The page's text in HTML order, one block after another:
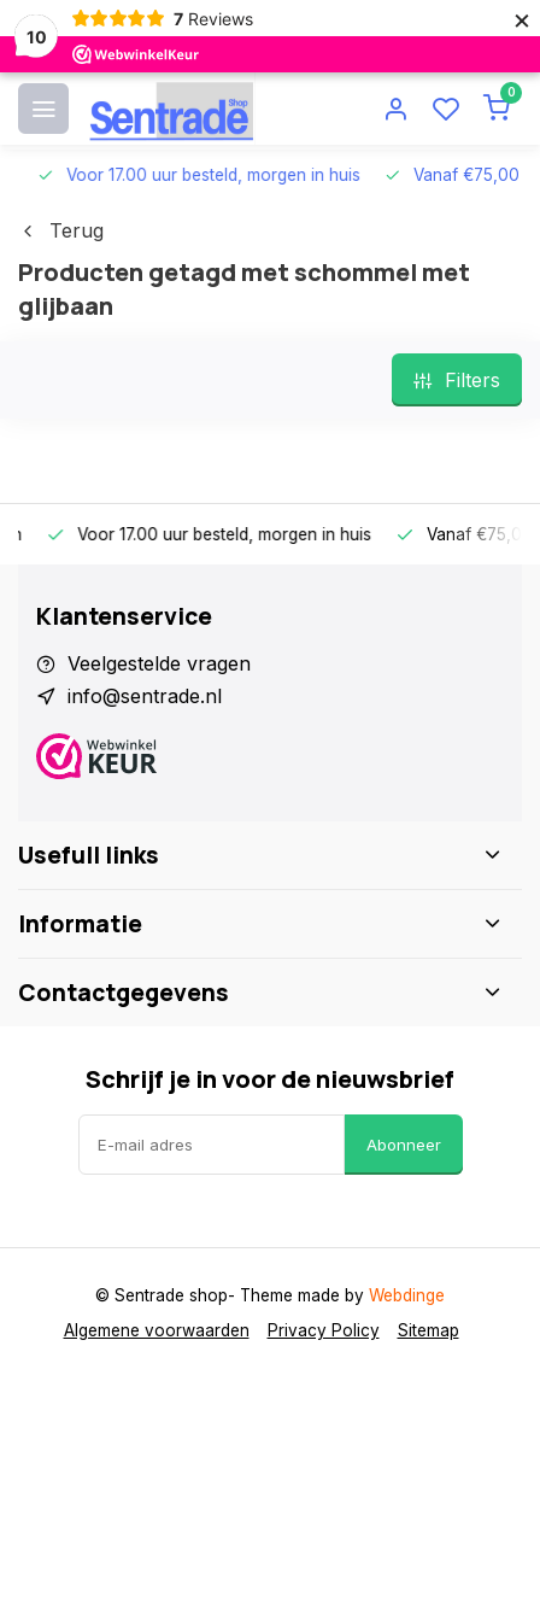
10
7 Reviews ×
0
Voor 17.00 uur besteld, morgen in huis Vanaf €75,00
Terug
Producten getagd met schommel met
glijbaan
Filters
Voor 17.00 uur besteld, morgen in huis Vanaf €75,00
Klantenservice
Veelgestelde vragen
info@sentrade.nl
Usefull links
Informatie
Contactgegevens
Schrijf je in voor de nieuwsbrief
Abonneer
Algemene voorwaarden Privacy Policy Sitemap
© Sentrade shop- Theme made by Webdinge